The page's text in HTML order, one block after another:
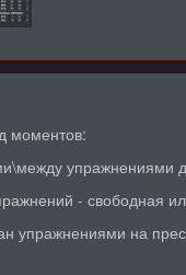
моментов:
упражнениями
- свободная
упражнениями на